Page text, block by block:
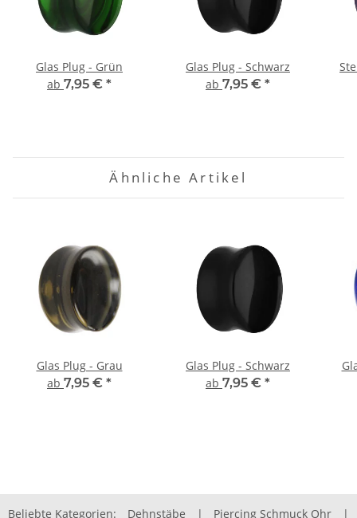
Glas Plug - Grün
ab 7,95 € *
Glas Plug - Schwarz
ab 7,95 € *
Ähnliche Artikel
Glas Plug - Grau
ab 7,95 € *
Glas Plug - Schwarz
ab 7,95 € *
Beliebte Kategorien: Dehnstäbe | Piercing Schmuck Ohr
|